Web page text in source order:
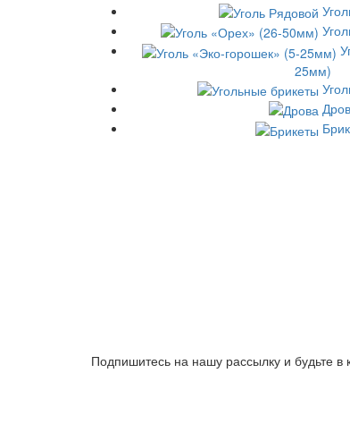
25мм)
Подпишитесь на нашу рассылку и будьте в